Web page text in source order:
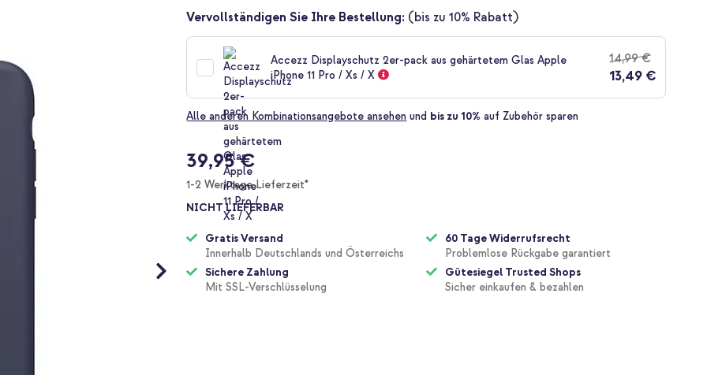
Vervollständigen Sie Ihre Bestellung: (bis zu 10% Rabatt)
Accezz Displayschutz 2er-pack aus gehärtetem Glas Apple
iPhone 11 Pro / Xs / X
14,99 €
13,49 €
Alle anderen Kombinationsangebote ansehen und bis zu 10% auf Zubehör sparen
39,95 €
1-2 Werktage Lieferzeit*
NICHT LIEFERBAR
Gratis Versand
Innerhalb Deutschlands und Österreichs
Sichere Zahlung
Mit SSL-Verschlüsselung
60 Tage Widerrufsrecht
Problemlose Rückgabe garantiert
Gütesiegel Trusted Shops
Sicher einkaufen & bezahlen